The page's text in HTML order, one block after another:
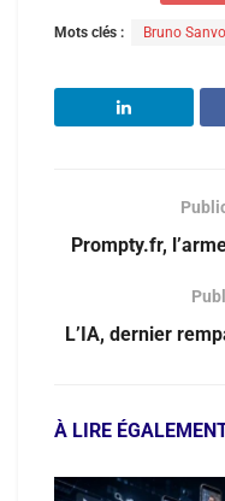
Mots clés : Bruno
Prompty.fr,
L’IA, dernier
À LIRE